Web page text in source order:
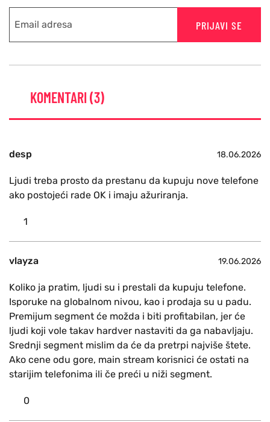
PRIJAVI SE
KOMENTARI (3)
desp 18.06.2026
Ljudi treba prosto da prestanu da kupuju nove telefone
ako postojeći rade OK i imaju ažuriranja.
1
vlayza 19.06.2026
Koliko ja pratim, ljudi su i prestali da kupuju telefone.
Isporuke na globalnom nivou, kao i prodaja su u padu.
Premijum segment će možda i biti profitabilan, jer će
ljudi koji vole takav hardver nastaviti da ga nabavljaju.
Srednji segment mislim da će da pretrpi najviše štete.
Ako cene odu gore, main stream korisnici će ostati na
starijim telefonima ili če preći u niži segment.
0